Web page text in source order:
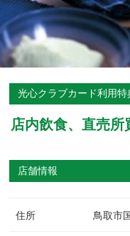
光心クラブカード利用特
店内飲食、直売所
店舗情報
住所 鳥取市